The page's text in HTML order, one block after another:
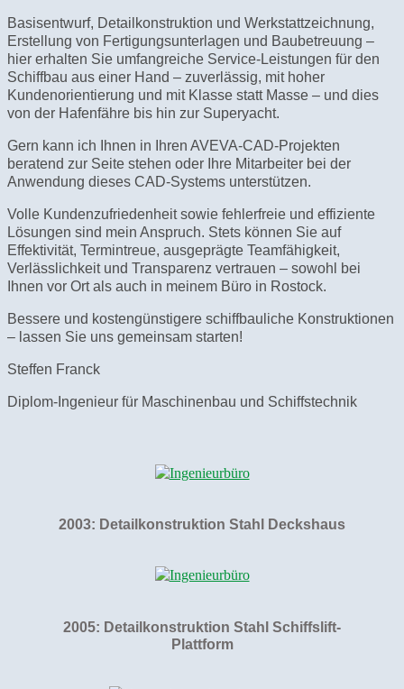
Basisentwurf, Detailkonstruktion und Werkstattzeichnung,
Erstellung von Fertigungsunterlagen und Baubetreuung –
hier erhalten Sie umfangreiche Service-Leistungen für den
Schiffbau aus einer Hand – zuverlässig, mit hoher
Kundenorientierung und mit Klasse statt Masse – und dies
von der Hafenfähre bis hin zur Superyacht.
Gern kann ich Ihnen in Ihren AVEVA-CAD-Projekten
beratend zur Seite stehen oder Ihre Mitarbeiter bei der
Anwendung dieses CAD-Systems unterstützen.
Volle Kundenzufriedenheit sowie fehlerfreie und effiziente
Lösungen sind mein Anspruch. Stets können Sie auf
Effektivität, Termintreue, ausgeprägte Teamfähigkeit,
Verlässlichkeit und Transparenz vertrauen – sowohl bei
Ihnen vor Ort als auch in meinem Büro in Rostock.
Bessere und kostengünstigere schiffbauliche Konstruktionen
– lassen Sie uns gemeinsam starten!
Steffen Franck
Diplom-Ingenieur für Maschinenbau und Schiffstechnik
2003: Detailkonstruktion Stahl Deckshaus
2005: Detailkonstruktion Stahl Schiffslift-
Plattform